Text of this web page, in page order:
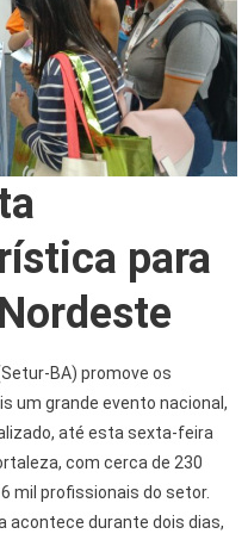
para
BA) promove os
um grande evento nacional,
até esta sexta-feira
com cerca de 230
mil profissionais do setor.
acontece durante dois dias,